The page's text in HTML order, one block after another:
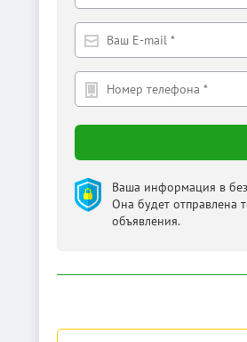
Ваша информация в
Она будет отправлена
объявления.